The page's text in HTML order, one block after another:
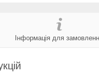
Інформація для